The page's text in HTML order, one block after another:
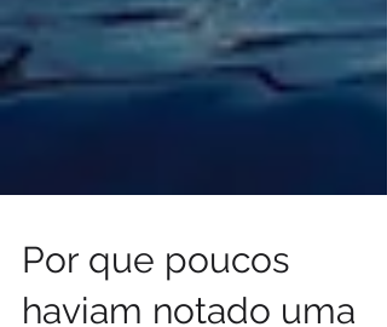
Por que poucos